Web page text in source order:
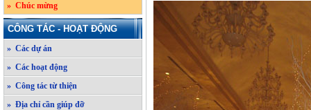
» Chúc mừng
CÔNG TÁC - HOẠT ĐỘNG
» Các dự án
» Các hoạt động
» Công tác từ thiện
» Địa chỉ cần giúp đỡ